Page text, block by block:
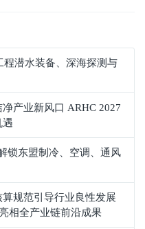
程潜水装备、深海探测与
产业新风口 ARHC 2027
遇
锁东盟制冷、空调、通风
规范引导行业良性发展
相全产业链前沿成果